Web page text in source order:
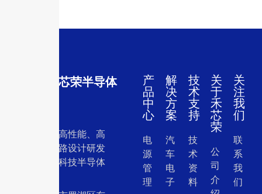
深圳市禾芯荣半导体
一家专注于高性能、高
质量集成电路设计研发
和销售的高科技半导体
产
品
中
心
电
源
管
理
解
决
方
案
汽
车
电
子
技
术
支
持
技
术
资
料
关
于
禾
芯
荣
公
司
介
关
注
我
们
联
系
我
们